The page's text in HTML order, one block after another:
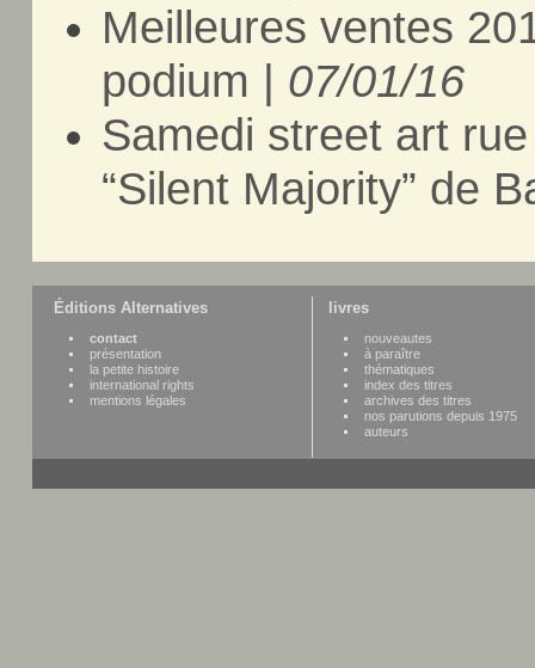
Meilleures ventes
podium | 07/01/16
Samedi street art
“Silent Majority” de
Éditions Alternatives
contact
présentation
la petite histoire
international rights
mentions légales
livres
nouveautes
à paraître
thématiques
index des titres
archives des titres
nos parutions depuis 1975
auteurs